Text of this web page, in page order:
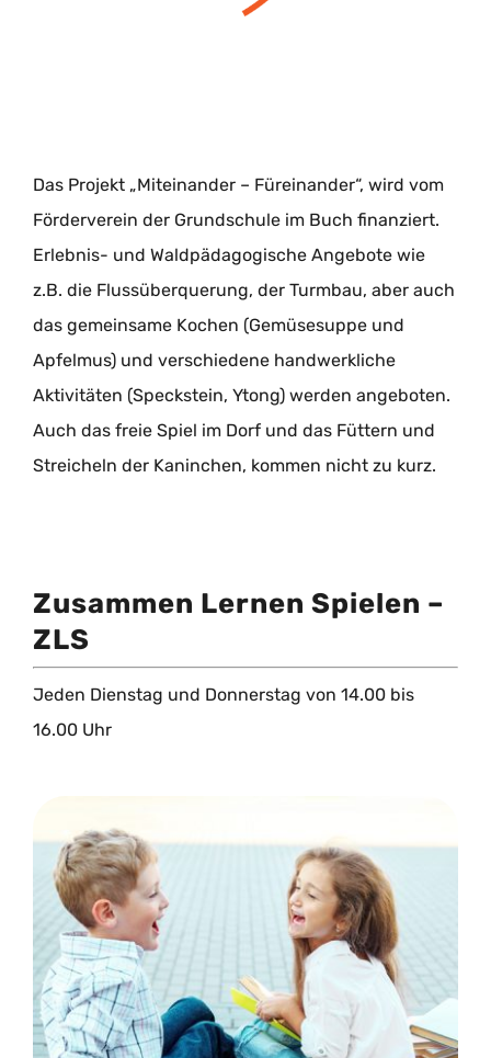
Das Projekt „Miteinander – Füreinander“, wird vom
Förderverein der Grundschule im Buch finanziert.
Erlebnis- und Waldpädagogische Angebote wie
z.B. die Flussüberquerung, der Turmbau, aber auch
das gemeinsame Kochen (Gemüsesuppe und
Apfelmus) und verschiedene handwerkliche
Aktivitäten (Speckstein, Ytong) werden angeboten.
Auch das freie Spiel im Dorf und das Füttern und
Streicheln der Kaninchen, kommen nicht zu kurz.
Zusammen Lernen Spielen –
ZLS
Jeden Dienstag und Donnerstag von 14.00 bis
16.00 Uhr